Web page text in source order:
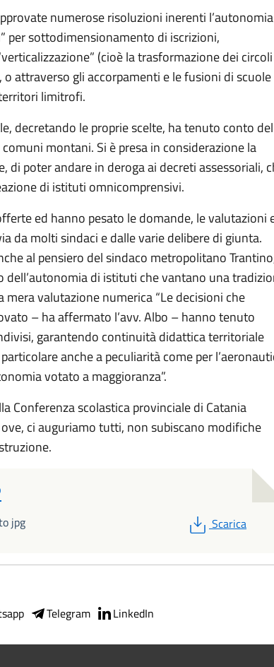
numerose risoluzioni inerenti l’autonomia
per sottodimensionamento di iscrizioni,
(cioè la trasformazione dei circoli
attraverso gli accorpamenti e le fusioni di scuole
limitrofi.
decretando le proprie scelte, ha tenuto conto del
montani. Si è presa in considerazione la
di poter andare in deroga ai decreti assessoriali,
di istituti omnicomprensivi.
ed hanno pesato le domande, le valutazioni
da molti sindaci e dalle varie delibere di giunta.
al pensiero del sindaco metropolitano
dell’autonomia di istituti che vantano una
mera valutazione numerica “Le decisioni che
– ha affermato l’avv. Albo – hanno tenuto
garantendo continuità didattica territoriale
anche a peculiarità come per
votato a maggioranza”.
Conferenza scolastica provinciale di Catania
ci auguriamo tutti, non subiscano modifiche
jpg PDF
Scarica
Telegram LinkedIn